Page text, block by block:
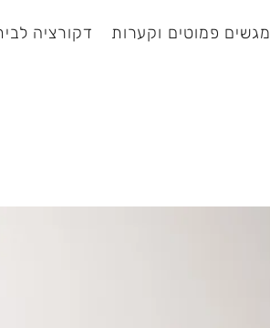
דקורציה מגשים פמוטים וקערות